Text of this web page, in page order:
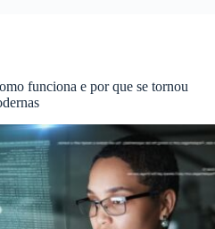
funciona e por que se tornou